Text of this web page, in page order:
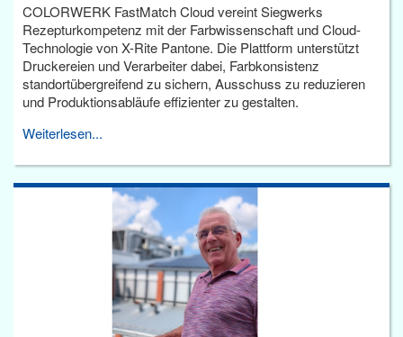
COLORWERK FastMatch Cloud vereint Siegwerks
Rezepturkompetenz mit der Farbwissenschaft und Cloud-
Technologie von X-Rite Pantone. Die Plattform unterstützt
Druckereien und Verarbeiter dabei, Farbkonsistenz
standortübergreifend zu sichern, Ausschuss zu reduzieren
und Produktionsabläufe effizienter zu gestalten.
Weiterlesen...